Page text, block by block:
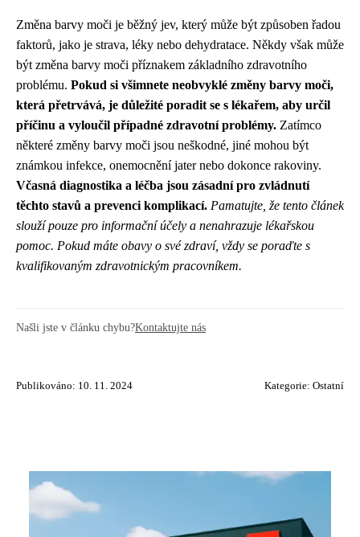
Změna barvy moči je běžný jev, který může být způsoben řadou
faktorů, jako je strava, léky nebo dehydratace. Někdy však může
být změna barvy moči příznakem základního zdravotního
problému. Pokud si všimnete neobvyklé změny barvy moči,
která přetrvává, je důležité poradit se s lékařem, aby určil
příčinu a vyloučil případné zdravotní problémy. Zatímco
některé změny barvy moči jsou neškodné, jiné mohou být
známkou infekce, onemocnění jater nebo dokonce rakoviny.
Včasná diagnostika a léčba jsou zásadní pro zvládnutí
těchto stavů a prevenci komplikací. Pamatujte, že tento článek
slouží pouze pro informační účely a nenahrazuje lékařskou
pomoc. Pokud máte obavy o své zdraví, vždy se poraďte s
kvalifikovaným zdravotnickým pracovníkem.
Našli jste v článku chybu?Kontaktujte nás
Publikováno: 10. 11. 2024 Kategorie: Ostatní